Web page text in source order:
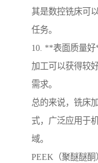
其是数控铣床可
任务。
10. **表面质量
加工可以获得较
需求。
总的来说，铣床
式，广泛应用于
域。
PEEK（聚醚醚